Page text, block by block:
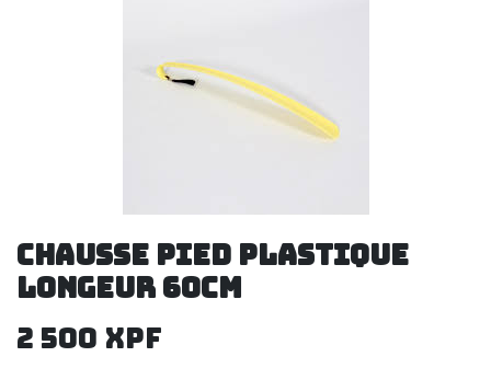
CHAUSSE PIED PLASTIQUE
LONGEUR 60cm
2 500 XPF